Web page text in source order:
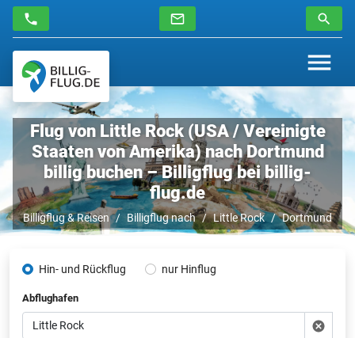
Flug von Little Rock (USA / Vereinigte
Staaten von Amerika) nach Dortmund
billig buchen – Billigflug bei billig-
flug.de
Billigflug & Reisen Billigflug nach Little Rock Dortmund
Hin- und Rückflug nur Hinflug
Abflughafen